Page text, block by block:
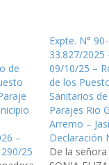
de
–
25
Expte. N° 90-
33.827/2025
09/10/25 –
de los
Sanitarios
Parajes Rio
Arremo –
Declaración
De la